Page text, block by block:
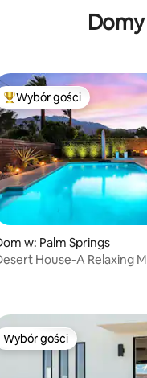
5 na 5, liczba recenzji:
Najpopularniejsze z
Wybór gości
w: Palm Springs
House-A Relaxing
Wybór gości
Wybór gości